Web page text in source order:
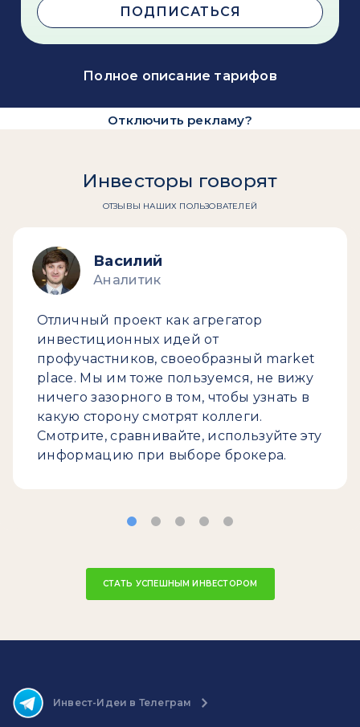
ПОДПИСАТЬСЯ
Полное описание тарифов
Отключить рекламу?
Инвесторы говорят
ОТЗЫВЫ НАШИХ ПОЛЬЗОВАТЕЛЕЙ
Василий
Аналитик
Отличный проект как агрегатор
инвестиционных идей от
профучастников, своеобразный market
place. Мы им тоже пользуемся, не вижу
ничего зазорного в том, чтобы узнать в
какую сторону смотрят коллеги.
Смотрите, сравнивайте, используйте эту
информацию при выборе брокера.
СТАТЬ УСПЕШНЫМ ИНВЕСТОРОМ
Инвест-Идеи в Телеграм